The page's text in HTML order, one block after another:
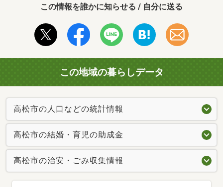
この情報を誰かに知らせる / 自分に送る
この地域の暮らしデータ
高松市の人口などの統計情報
高松市の結婚・育児の助成金
高松市の治安・ごみ収集情報